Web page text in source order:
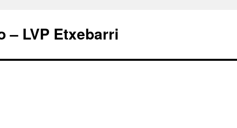
– LVP Etxebarri